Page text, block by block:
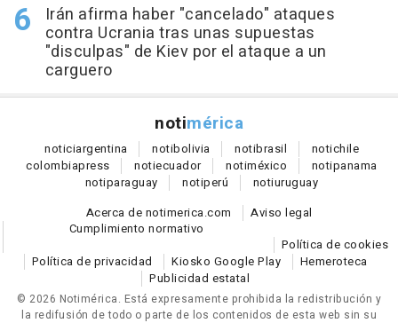
Irán afirma haber "cancelado" ataques
contra Ucrania tras unas supuestas
"disculpas" de Kiev por el ataque a un
carguero
notimérica
noticiargentina notibolivia notibrasil notichile
colombiapress notiecuador notiméxico notipanama
notiparaguay notiperú notiuruguay
Acerca de notimerica.com
Aviso legal
Cumplimiento normativo
Política de cookies
Política de privacidad
Kiosko Google Play
Hemeroteca
Publicidad estatal
© 2026 Notimérica. Está expresamente prohibida la redistribución y
la redifusión de todo o parte de los contenidos de esta web sin su